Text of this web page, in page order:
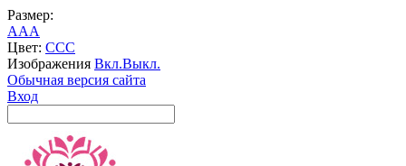
Размер:
AAA
Цвет: CCC
Изображения Вкл.Выкл.
Обычная версия сайта
Вход